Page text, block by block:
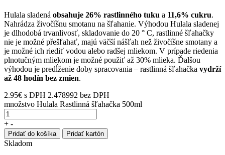
Hulala sladená obsahuje 26% rastlinného tuku a 11,6% cukru.
Nahrádza živočíšnu smotanu na šľahanie. Výhodou Hulala sladenej
je dlhodobá trvanlivosť, skladovanie do 20 ° C, rastlinné šľahačky
nie je možné přešľahať, majú väčší nášľah než živočíšne smotany a
je možné ich riediť vodou alebo radšej mliekom. V prípade riedenia
plnotučným mliekom je možné použiť až 30% mlieka. Ďalšou
výhodou je predĺženie doby spracovania – rastlinná šľahačka vydrží
až 48 hodín bez zmien.
2.95€ s DPH 2.478992 bez DPH
množstvo Hulala Rastlinná šľahačka 500ml
+ -
Pridať do košíka Pridať kartón
Skladom